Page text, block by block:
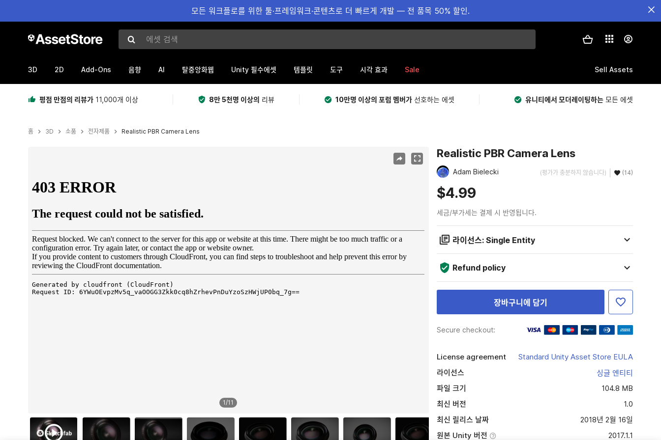
모든 워크플로를 위한 툴·프레임워크·콘텐츠로 더 빠르게 개발 — 전 품목 50% 할인.
에셋 검색
3D 2D Add-Ons 음향 AI 탈중앙화웹 Unity 필수에셋 템플릿 도구 시각 효과 Sale Sell Assets
평점 만점의 리뷰가 11,000개 이상 8만 5천명 이상의 리뷰 10만명 이상의 포럼 멤버가 선호하는 에셋 유니티에서 모더레이팅하는 모든 에셋
홈 3D 소품 전자제품 Realistic PBR Camera Lens
1/11
Realistic PBR Camera Lens
Adam Bielecki (평가가 충분하지 않습니다) (14)
$4.99
세금/부가세는 결제 시 반영됩니다.
라이선스: Single Entity
Refund policy
장바구니에 담기
Secure checkout:
License agreement
Standard Unity Asset Store EULA
라이선스
싱글 엔티티
파일 크기
104.8 MB
최신 버전
1.0
최신 릴리스 날짜
2018년 2월 16일
원본 Unity 버전
2017.1.1